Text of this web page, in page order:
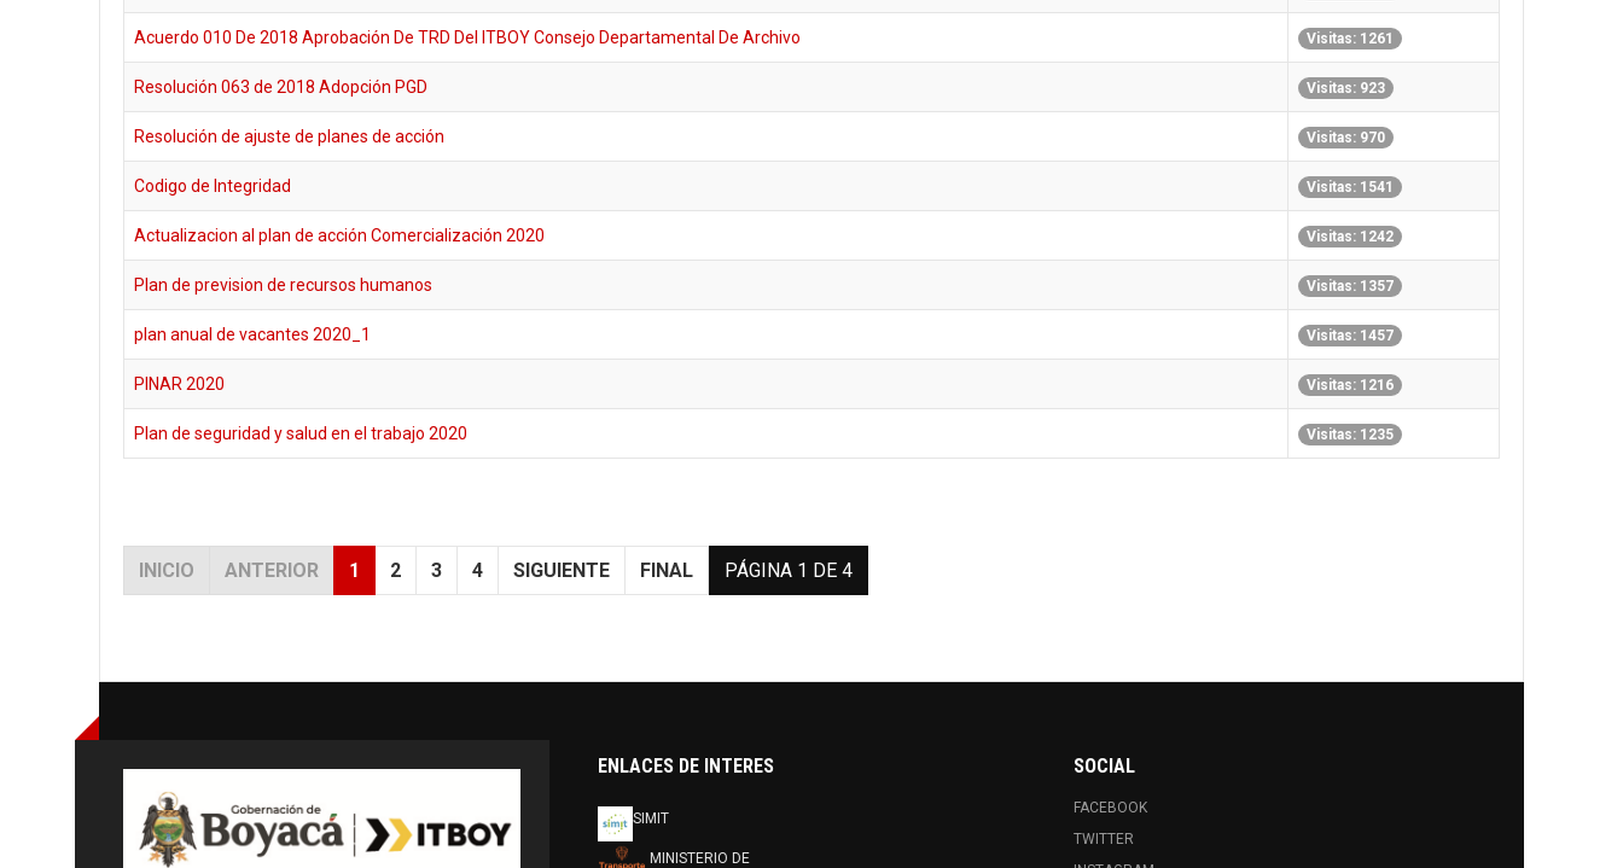
Acuerdo 010 De 2018 Aprobación De TRD Del ITBOY Consejo Departamental De Archivo Visitas: 1261
Resolución 063 de 2018 Adopción PGD Visitas: 923
Resolución de ajuste de planes de acción Visitas: 970
Codigo de Integridad Visitas: 1541
Actualizacion al plan de acción Comercialización 2020 Visitas: 1242
Plan de prevision de recursos humanos Visitas: 1357
plan anual de vacantes 2020_1 Visitas: 1457
PINAR 2020 Visitas: 1216
Plan de seguridad y salud en el trabajo 2020 Visitas: 1235
PÁGINA 1 DE 4
INICIO ANTERIOR 1 2 3 4 SIGUIENTE FINAL
ENLACES DE INTERES
SIMIT
MINISTERIO DE
SOCIAL
FACEBOOK
TWITTER